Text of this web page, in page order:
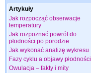
Artykuły
Jak rozpocząć obserwacje
temperatury
Jak rozpoznać powrót do
płodności po porodzie
Jak wykonać analizę wykresu
Fazy cyklu a objawy płodności
Owulacja – fakty i mity